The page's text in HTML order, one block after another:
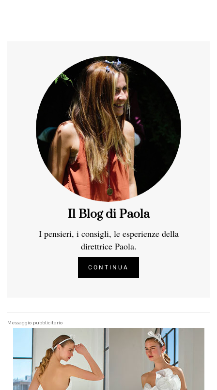
Il Blog di Paola
I pensieri, i consigli, le esperienze della
direttrice Paola.
CONTINUA
Messaggio pubblicitario